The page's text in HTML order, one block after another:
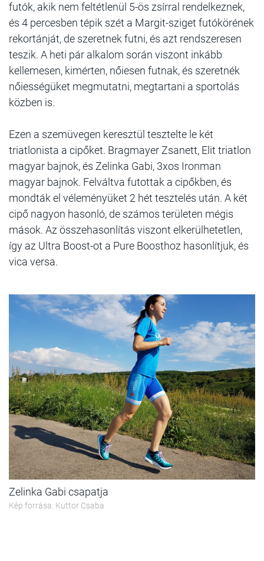
futók, akik nem feltétlenül 5-ös zsírral rendelkeznek,
és 4 percesben tépik szét a Margit-sziget futókörének
rekortánját, de szeretnek futni, és azt rendszeresen
teszik. A heti pár alkalom során viszont inkább
kellemesen, kimérten, nőiesen futnak, és szeretnék
nőiességüket megmutatni, megtartani a sportolás
közben is.
Ezen a szemüvegen keresztül tesztelte le két
triatlonista a cipőket. Bragmayer Zsanett, Elit triatlon
magyar bajnok, és Zelinka Gabi, 3xos Ironman
magyar bajnok. Felváltva futottak a cipőkben, és
mondták el véleményüket 2 hét tesztelés után. A két
cipő nagyon hasonló, de számos területen mégis
mások. Az összehasonlítás viszont elkerülhetetlen,
így az Ultra Boost-ot a Pure Boosthoz hasonlítjuk, és
vica versa.
Zelinka Gabi csapatja
Kép forrása: Kuttor Csaba